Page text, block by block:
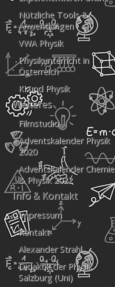
Nützliche Tools &
Anwendungen
VWA Physik
Physikunterricht in
Österreich
KI und Physik
Weiteres
Filmstudio
Adventskalender Physik
2020
Adventskalender Chemie
& Physik 2022
Info & Kontakt
Impressum
Kontakt
Alexander Strahl
Didaktik der Physik
Salzburg (Uni)